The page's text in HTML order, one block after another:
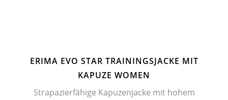
ERIMA EVO STAR TRAININGSJACKE MIT
KAPUZE WOMEN
Strapazierfähige Kapuzenjacke mit hohem